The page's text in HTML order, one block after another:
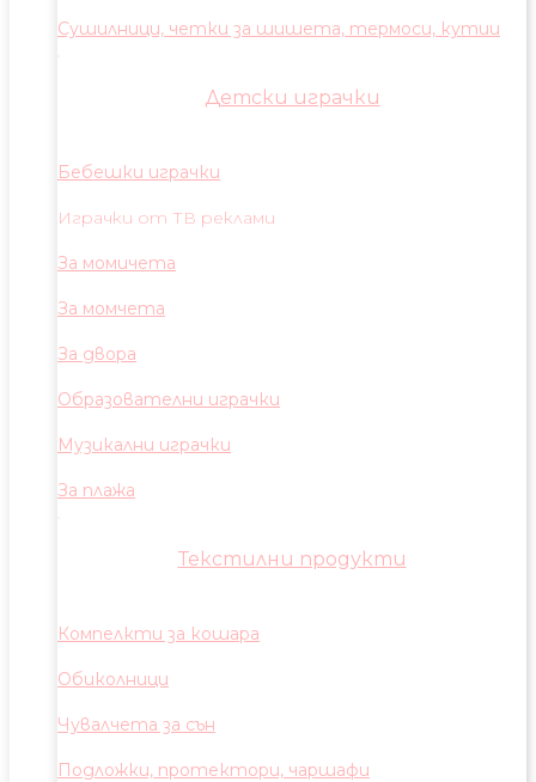
Сушилници, четки за шишета, термоси, кутии
Детски играчки
Бебешки играчки
Играчки от ТВ реклами
За момичета
За момчета
За двора
Образователни играчки
Музикални играчки
За плажа
Текстилни продукти
Компелкти за кошара
Обиколници
Чувалчета за сън
Подложки, протектори, чаршафи